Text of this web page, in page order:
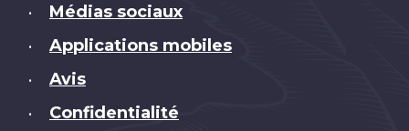
• Médias sociaux
• Applications mobiles
• Avis
• Confidentialité